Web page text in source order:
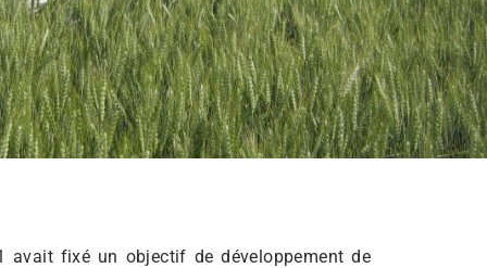
avait fixé un objectif de développement de